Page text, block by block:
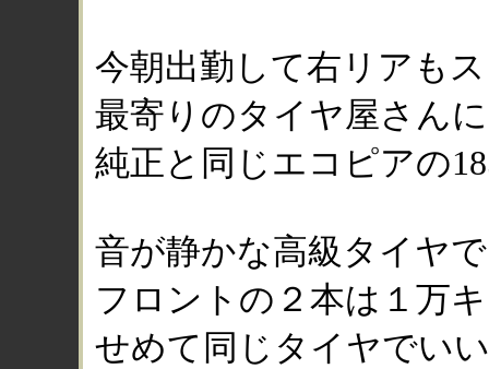
今朝出勤して右リアも
最寄りのタイヤ屋さん
純正と同じエコピアの
音が静かな高級タイヤ
フロントの２本は１万
せめて同じタイヤでい